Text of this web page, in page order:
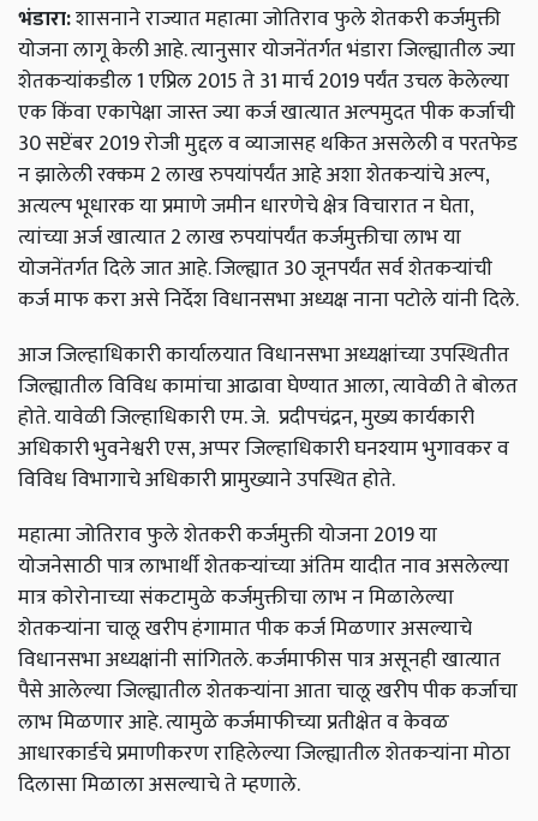
भंडारा:शासनाने राज्यात महात्मा जोतिराव फुले शेतकरी कर्जमुक्ती
योजना लागू केली आहे. त्यानुसार योजनेंतर्गत भंडारा जिल्ह्यातील ज्या
शेतकऱ्यांकडील 1 एप्रिल 2015 ते 31 मार्च 2019 पर्यंत उचल केलेल्या
एक किंवा एकापेक्षा जास्त ज्या कर्ज खात्यात अल्पमुदत पीक कर्जाची
30 सप्टेंबर 2019 रोजी मुद्दल व व्याजासह थकित असलेली व परतफेड
न झालेली रक्कम 2 लाख रुपयांपर्यंत आहे अशा शेतकऱ्यांचे अल्प,
अत्यल्प भूधारक या प्रमाणे जमीन धारणेचे क्षेत्र विचारात न घेता,
त्यांच्या अर्ज खात्यात 2 लाख रुपयांपर्यंत कर्जमुक्तीचा लाभ या
योजनेंतर्गत दिले जात आहे. जिल्ह्यात 30 जूनपर्यंत सर्व शेतकऱ्यांची
कर्ज माफ करा असे निर्देश विधानसभा अध्यक्ष नाना पटोले यांनी दिले.
आज जिल्हाधिकारी कार्यालयात विधानसभा अध्यक्षांच्या उपस्थितीत
जिल्ह्यातील विविध कामांचा आढावा घेण्यात आला, त्यावेळी ते बोलत
होते. यावेळी जिल्हाधिकारी एम. जे. प्रदीपचंद्रन, मुख्य कार्यकारी
अधिकारी भुवनेश्वरी एस, अप्पर जिल्हाधिकारी घनश्याम भुगावकर व
विविध विभागाचे अधिकारी प्रामुख्याने उपस्थित होते.
महात्मा जोतिराव फुले शेतकरी कर्जमुक्ती योजना 2019 या
योजनेसाठी पात्र लाभार्थी शेतकऱ्यांच्या अंतिम यादीत नाव असलेल्या
मात्र कोरोनाच्या संकटामुळे कर्जमुक्तीचा लाभ न मिळालेल्या
शेतकऱ्यांना चालू खरीप हंगामात पीक कर्ज मिळणार असल्याचे
विधानसभा अध्यक्षांनी सांगितले. कर्जमाफीस पात्र असूनही खात्यात
पैसे आलेल्या जिल्ह्यातील शेतकऱ्यांना आता चालू खरीप पीक कर्जाचा
लाभ मिळणार आहे. त्यामुळे कर्जमाफीच्या प्रतीक्षेत व केवळ
आधारकार्डचे प्रमाणीकरण राहिलेल्या जिल्ह्यातील शेतकऱ्यांना मोठा
दिलासा मिळाला असल्याचे ते म्हणाले.